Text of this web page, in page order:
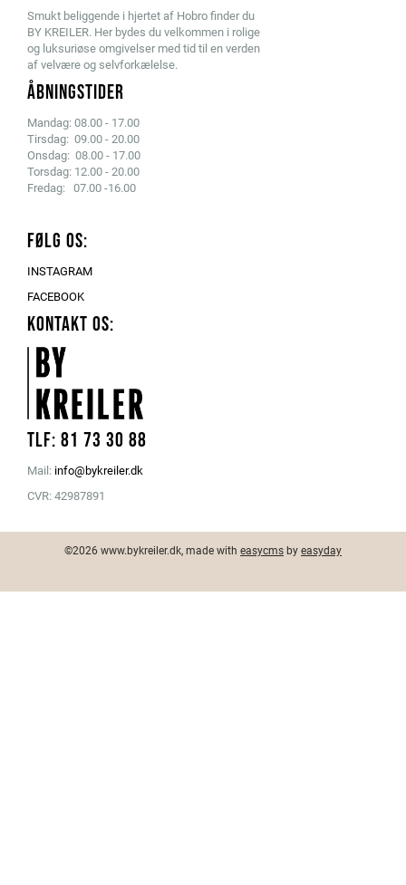
Smukt beliggende i hjertet af Hobro finder du
BY KREILER. Her bydes du velkommen i rolige
og luksuriøse omgivelser med tid til en verden
af velvære og selvforkælelse.
ÅBNINGSTIDER
Mandag: 08.00 - 17.00
Tirsdag: 09.00 - 20.00
Onsdag: 08.00 - 17.00
Torsdag: 12.00 - 20.00
Fredag: 07.00 -16.00
FØLG OS:
INSTAGRAM
FACEBOOK
KONTAKT OS:
Tlf: 81 73 30 88
Mail: info@bykreiler.dk
CVR: 42987891
©2026 www.bykreiler.dk, made with easycms by easyday